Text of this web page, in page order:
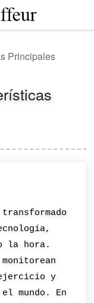
Principales
la hora.
y
mundo. En